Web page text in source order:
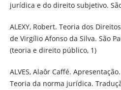
jurídica e do direito subjetivo.
ALEXY, Robert. Teoria dos
de Virgílio Afonso da Silva. São
(teoria e direito público, 1)
ALVES, Alaôr Caffé.
Teoria da norma jurídica.